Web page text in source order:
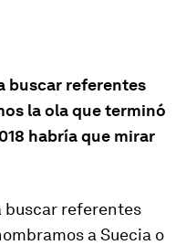
buscar referentes
la ola que terminó
habría que mirar
buscar referentes
a Suecia o